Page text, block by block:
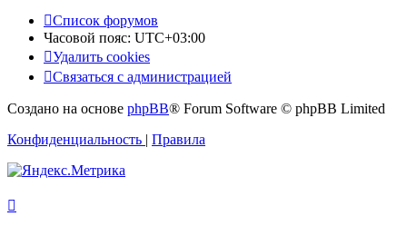
Список форумов
Часовой пояс: UTC+03:00
Удалить cookies
Связаться с администрацией
Создано на основе phpBB® Forum Software © phpBB Limited
Конфиденциальность | Правила